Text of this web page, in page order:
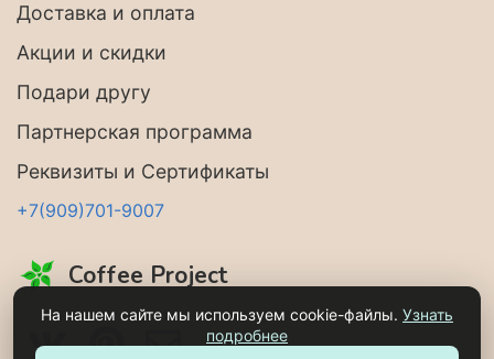
Доставка и оплата
Акции и скидки
Подари другу
Партнерская программа
Реквизиты и Сертификаты
+7(909)701-9007
Coffee Project
На нашем сайте мы используем cookie-файлы. Узнать
подробнее